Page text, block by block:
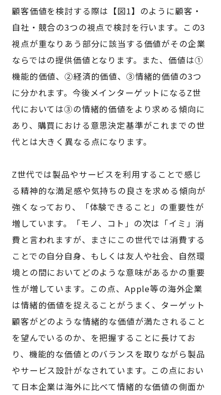
顧客価値を検討する際は【図1】のように顧客・
自社・競合の3つの視点で検討を行います。この3
視点が重なりあう部分に該当する価値がその企業
ならではの提供価値となります。また、価値は①
機能的価値、②経済的価値、③情緒的価値の3つ
に分かれます。今後メインターゲットになるZ世
代においては③の情緒的価値をより求める傾向に
あり、購買における意思決定基準がこれまでの世
代とは大きく異なる点になります。
Z世代では製品やサービスを利用することで感じ
る精神的な満足感や気持ちの良さを求める傾向が
強くなっており、「体験できること」の重要性が
増しています。「モノ、コト」の次は「イミ」消
費と言われますが、まさにこの世代では消費する
ことでの自分自身、もしくは友人や社会、自然環
境との間においてどのような意味があるかの重要
性が増しています。この点、Apple等の海外企業
は情緒的価値を捉えることがうまく、ターゲット
顧客がどのような情緒的な価値が満たされること
を望んでいるのか、を把握することに長けてお
り、機能的な価値とのバランスを取りながら製品
やサービス設計がなされています。この点におい
て日本企業は海外に比べて情緒的な価値の側面か